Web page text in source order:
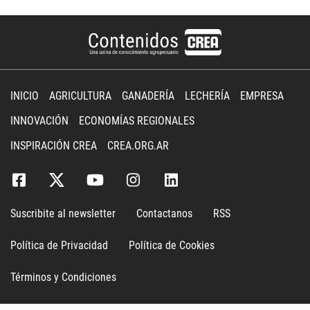
INICIO AGRICULTURA GANADERÍA LECHERÍA
EMPRESA
INNOVACIÓN
ECONOMÍAS REGIONALES
INSPIRACIÓN CREA
CREA.ORG.AR
Suscribite al newsletter Contactanos RSS
Política de Privacidad Política de Cookies
Términos y Condiciones